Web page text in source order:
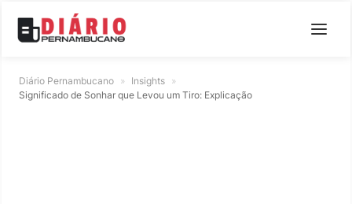
Diário Pernambucano » Insights »
Significado de Sonhar que Levou um Tiro: Explicação